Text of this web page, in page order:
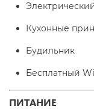
Кухонные
Будильник
Бесплатный
ПИТАНИЕ